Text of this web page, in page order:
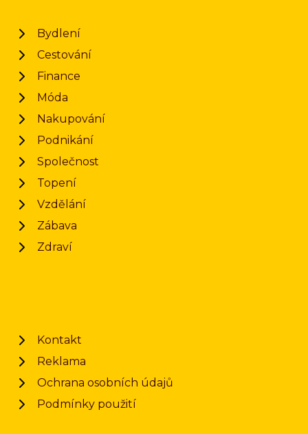
Bydlení
Cestování
Finance
Móda
Nakupování
Podnikání
Společnost
Topení
Vzdělání
Zábava
Zdraví
Kontakt
Reklama
Ochrana osobních údajů
Podmínky použití